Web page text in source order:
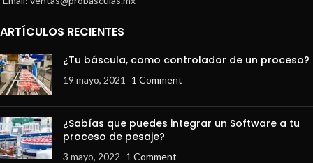
ARTÍCULOS RECIENTES
¿Tu báscula, como controlador de un proceso?
19 mayo, 2021 1 Comment
¿Sabías que puedes integrar un Software a tu
proceso de pesaje?
3 mayo, 2022 1 Comment